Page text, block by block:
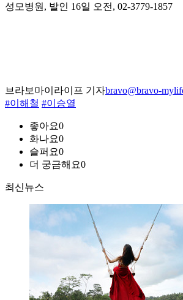
성모병원, 발인 16일 오전, 02-3779-1857
브라보마이라이프 기자bravo@bravo-
#이해철 #이승열
좋아요0
화나요0
슬퍼요0
더 궁금해요0
최신뉴스